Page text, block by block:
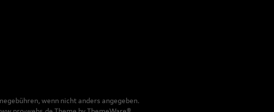
wenn nicht anders angegeben.